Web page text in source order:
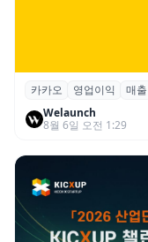
카카오, 2026
이익 2770억…
카카오 영업이익
매출
Welaunch
8월 6일 오전 1:29